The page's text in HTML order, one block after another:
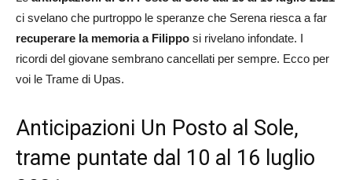
ci svelano che purtroppo le speranze che Serena riesca a far
recuperare la memoria a Filippo si rivelano infondate. I
ricordi del giovane sembrano cancellati per sempre. Ecco per
voi le Trame di Upas.
Anticipazioni Un Posto al Sole,
trame puntate dal 10 al 16 luglio